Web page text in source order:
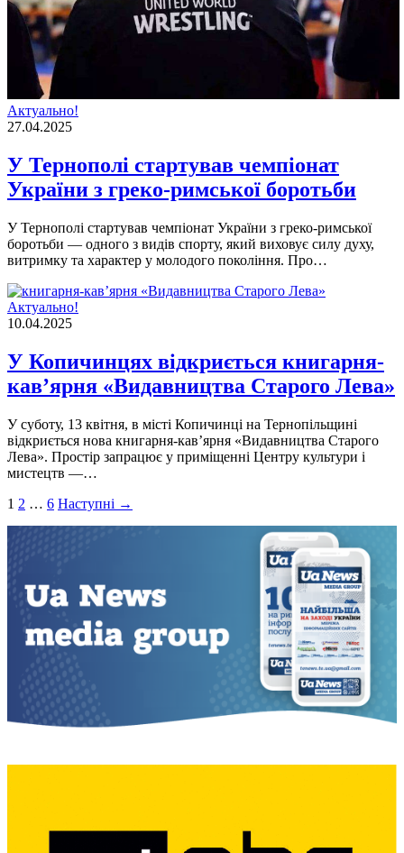
Актуально!
27.04.2025
У Тернополі стартував чемпіонат
України з греко-римської боротьби
У Тернополі стартував чемпіонат України з греко-римської
боротьби — одного з видів спорту, який виховує силу духу,
витримку та характер у молодого покоління. Про…
Актуально!
10.04.2025
У Копичинцях відкриється книгарня-
кавʼярня «Видавництва Старого Лева»
У суботу, 13 квітня, в місті Копичинці на Тернопільщині
відкриється нова книгарня-кавʼярня «Видавництва Старого
Лева». Простір запрацює у приміщенні Центру культури і
мистецтв —…
Пагінація
записів
1 2 … 6 Наступні →